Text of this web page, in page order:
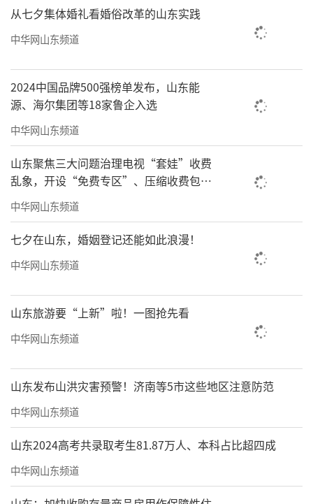
从七夕集体婚礼看婚俗改革的山东实践
中华网山东频道
2024中国品牌500强榜单发布，山东能
源、海尔集团等18家鲁企入选
中华网山东频道
山东聚焦三大问题治理电视“套娃”收费
乱象，开设“免费专区”、压缩收费包比
例70%以上
中华网山东频道
七夕在山东，婚姻登记还能如此浪漫！
中华网山东频道
山东旅游要“上新”啦！一图抢先看
中华网山东频道
山东发布山洪灾害预警！济南等5市这些地区注意防范
中华网山东频道
山东2024高考共录取考生81.87万人、本科占比超四成
中华网山东频道